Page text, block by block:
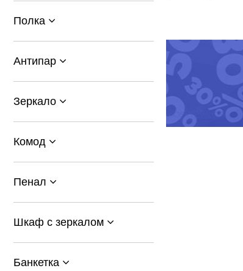
Полка
Антипар
Зеркало
Комод
Пенал
Шкаф с зеркалом
Банкетка